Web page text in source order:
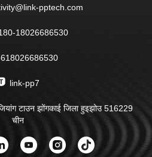
pptech.com
18026686530
link-pp7
टाउन झोंगकाई जिला हुइझोउ 516229
चीन